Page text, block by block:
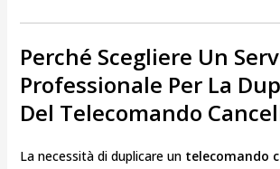
Perché Scegliere Un
Professionale Per La
Del Telecomando
La necessità di duplicare un telecomando